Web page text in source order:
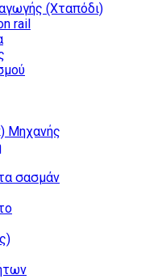
(Χταπόδι)
rail
Μηχανής
σασμάν